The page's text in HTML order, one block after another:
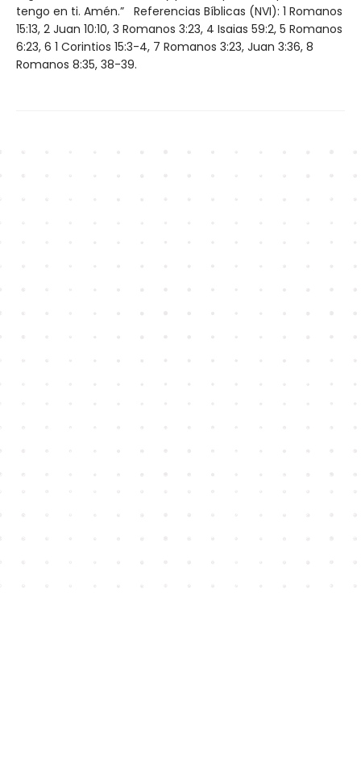
tengo en ti. Amén.” Referencias Bíblicas (NVI): 1 Romanos
15:13, 2 Juan 10:10, 3 Romanos 3:23, 4 Isaias 59:2, 5 Romanos
6:23, 6 1 Corintios 15:3-4, 7 Romanos 3:23, Juan 3:36, 8
Romanos 8:35, 38-39.